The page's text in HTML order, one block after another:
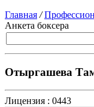
Главная /
Анкета боксера
Отыргашева
Лицензия : 0443